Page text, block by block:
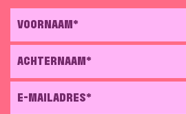
VOORNAAM*
ACHTERNAAM*
E-MAILADRES*